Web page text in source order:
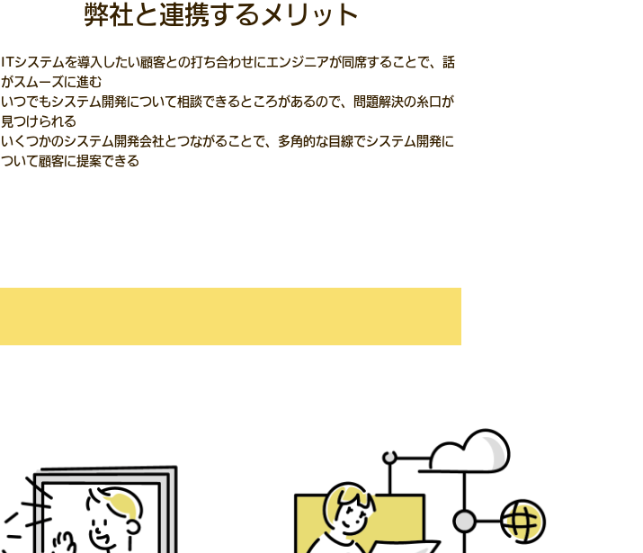
弊社と連携するメリット
ITシステムを導入したい顧客との打ち合わせにエンジニアが同席することで、話
がスムーズに進む
いつでもシステム開発について相談できるところがあるので、問題解決の糸口が
見つけられる
いくつかのシステム開発会社とつながることで、多角的な目線でシステム開発に
ついて顧客に提案できる